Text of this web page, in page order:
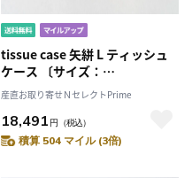
tissue case 矢絣 L ティッシュ
ケース 〔サイズ：
W271×D147×H44mm〕［北
海道・離島 配送不可］
産直お取り寄せＮセレクトPrime
18,491 円 （税込）
積算 504 マイル (3倍)